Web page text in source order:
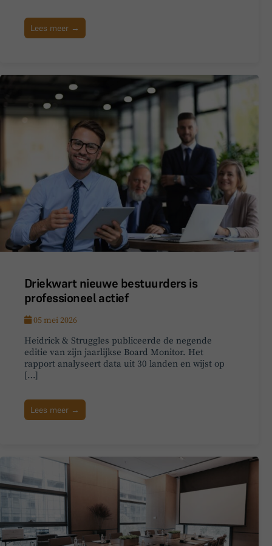
Lees meer →
Driekwart nieuwe bestuurders is
professioneel actief
05 mei 2026
Heidrick & Struggles publiceerde de negende
editie van zijn jaarlijkse Board Monitor. Het
rapport analyseert data uit 30 landen en wijst op
[…]
Lees meer →
Hey! Heb je een vraag over goed bestuur? Stel
ze gerust!